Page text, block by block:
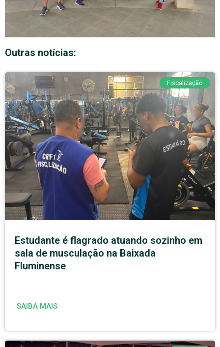
Outras notícias:
Fiscalização
Estudante é flagrado atuando sozinho em
sala de musculação na Baixada
Fluminense
SAIBA MAIS